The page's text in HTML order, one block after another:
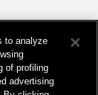
to analyze
of profiling
advertising